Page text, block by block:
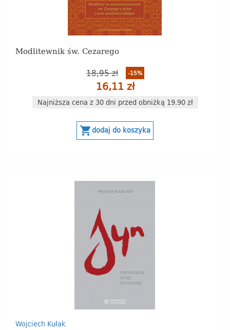
Modlitewnik św. Cezarego
18,95 zł -15%
16,11 zł
Najniższa cena z 30 dni przed obniżką 19.90 zł
shopping_cartdodaj do koszyka
Wojciech Kułak